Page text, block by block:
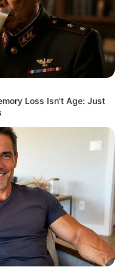
Loss Isn't Age: Just